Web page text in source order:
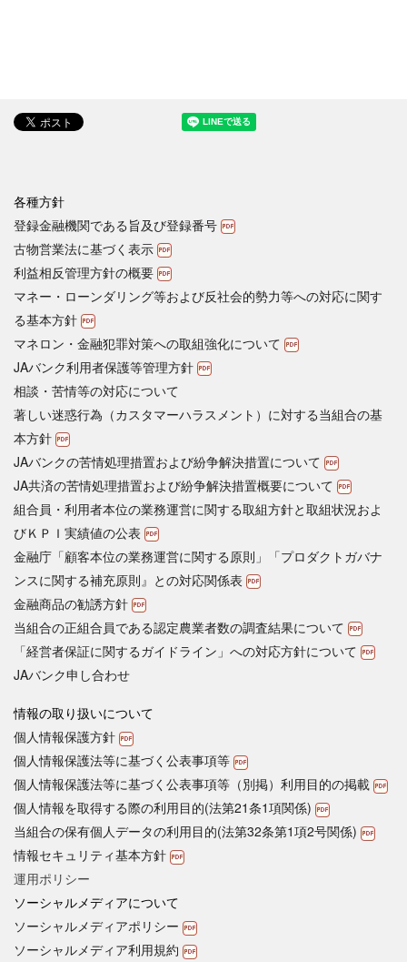
各種方針
登録金融機関である旨及び登録番号
古物営業法に基づく表示
利益相反管理方針の概要
マネー・ローンダリング等および反社会的勢力等への対応に関す
る基本方針
マネロン・金融犯罪対策への取組強化について
JAバンク利用者保護等管理方針
相談・苦情等の対応について
著しい迷惑行為（カスタマーハラスメント）に対する当組合の基
本方針
JAバンクの苦情処理措置および紛争解決措置について
JA共済の苦情処理措置および紛争解決措置概要について
組合員・利用者本位の業務運営に関する取組方針と取組状況およ
びＫＰＩ実績値の公表
金融庁「顧客本位の業務運営に関する原則」「プロダクトガバナ
ンスに関する補充原則』との対応関係表
金融商品の勧誘方針
当組合の正組合員である認定農業者数の調査結果について
「経営者保証に関するガイドライン」への対応方針について
JAバンク申し合わせ
情報の取り扱いについて
個人情報保護方針
個人情報保護法等に基づく公表事項等
個人情報保護法等に基づく公表事項等（別掲）利用目的の掲載
個人情報を取得する際の利用目的(法第21条1項関係)
当組合の保有個人データの利用目的(法第32条第1項2号関係)
情報セキュリティ基本方針
運用ポリシー
ソーシャルメディアについて
ソーシャルメディアポリシー
ソーシャルメディア利用規約